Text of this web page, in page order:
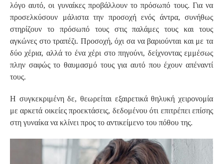
λόγο αυτό, οι γυναίκες προβάλλουν το πρόσωπό τους. Για να
προσελκύσουν μάλιστα την προσοχή ενός άντρα, συνήθως
στηρίζουν το πρόσωπό τους στις παλάμες τους και τους
αγκώνες στο τραπέζι. Προσοχή, όχι σα να βαριούνται και με τα
δύο χέρια, αλλά το ένα χέρι στο πηγούνι, δείχνοντας εμμέσως
πλην σαφώς το θαυμασμό τους για αυτό που έχουν απέναντί
τους.
Η συγκεκριμένη δε, θεωρείται εξαιρετικά θηλυκή χειρονομία
με αρκετά οικείες προεκτάσεις, δεδομένου ότι επιτρέπει επίσης
στη γυναίκα να κλίνει προς το αντικείμενο του πόθου της.